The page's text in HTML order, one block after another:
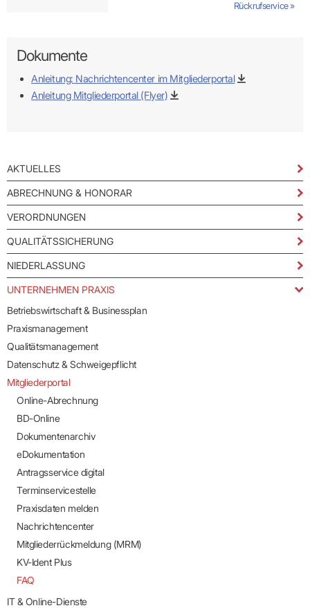
AKTUELLES
ABRECHNUNG & HONORAR
VERORDNUNGEN
QUALITÄTSSICHERUNG
NIEDERLASSUNG
UNTERNEHMEN PRAXIS
Betriebswirtschaft & Businessplan
Praxismanagement
Qualitätsmanagement
Datenschutz & Schweigepflicht
Mitgliederportal
Online-Abrechnung
BD-Online
Dokumentenarchiv
eDokumentation
Antragsservice digital
Terminservicestelle
Praxisdaten melden
Nachrichtencenter
Mitgliederrückmeldung (MRM)
KV-Ident Plus
FAQ
IT & Online-Dienste
Rückrufservice »
Dokumente
Anleitung: Nachrichtencenter im Mitgliederportal
Anleitung Mitgliederportal (Flyer)